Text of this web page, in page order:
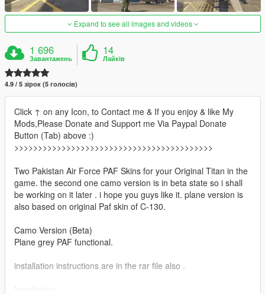
Expand to see all images and videos
1 696
Завантажень
14
Лайків
4.9 / 5 зірок (5 голосів)
Click ↑ on any Icon, to Contact me & If you enjoy & like My
Mods,Please Donate and Support me Via Paypal Donate
Button (Tab) above :)
>>>>>>>>>>>>>>>>>>>>>>>>>>>>>>>>>>>>>>>>>>
Two Pakistan Air Force PAF Skins for your Original Titan in the
game. the second one camo version is in beta state so i shall
be working on it later . i hope you guys like it. plane version is
also based on original Paf skin of C-130.
Camo Version (Beta)
Plane grey PAF functional.
installation instructions are in the rar file also .